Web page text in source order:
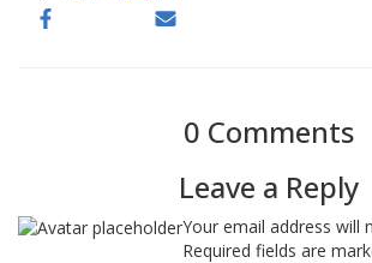
0 Comments
Leave a Reply
Your email address will
Required fields are